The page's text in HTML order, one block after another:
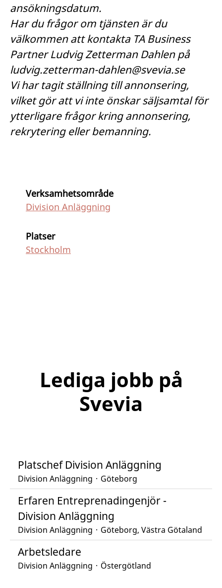
ansökningsdatum.
Har du frågor om tjänsten är du
välkommen att kontakta TA Business
Partner Ludvig Zetterman Dahlen på
ludvig.zetterman-dahlen@svevia.se
Vi har tagit ställning till annonsering,
vilket gör att vi inte önskar säljsamtal för
ytterligare frågor kring annonsering,
rekrytering eller bemanning.
Verksamhetsområde
Division Anläggning
Platser
Stockholm
Lediga jobb på
Svevia
Platschef Division Anläggning
Division Anläggning · Göteborg
Erfaren Entreprenadingenjör -
Division Anläggning
Division Anläggning · Göteborg, Västra Götaland
Arbetsledare
Division Anläggning · Östergötland